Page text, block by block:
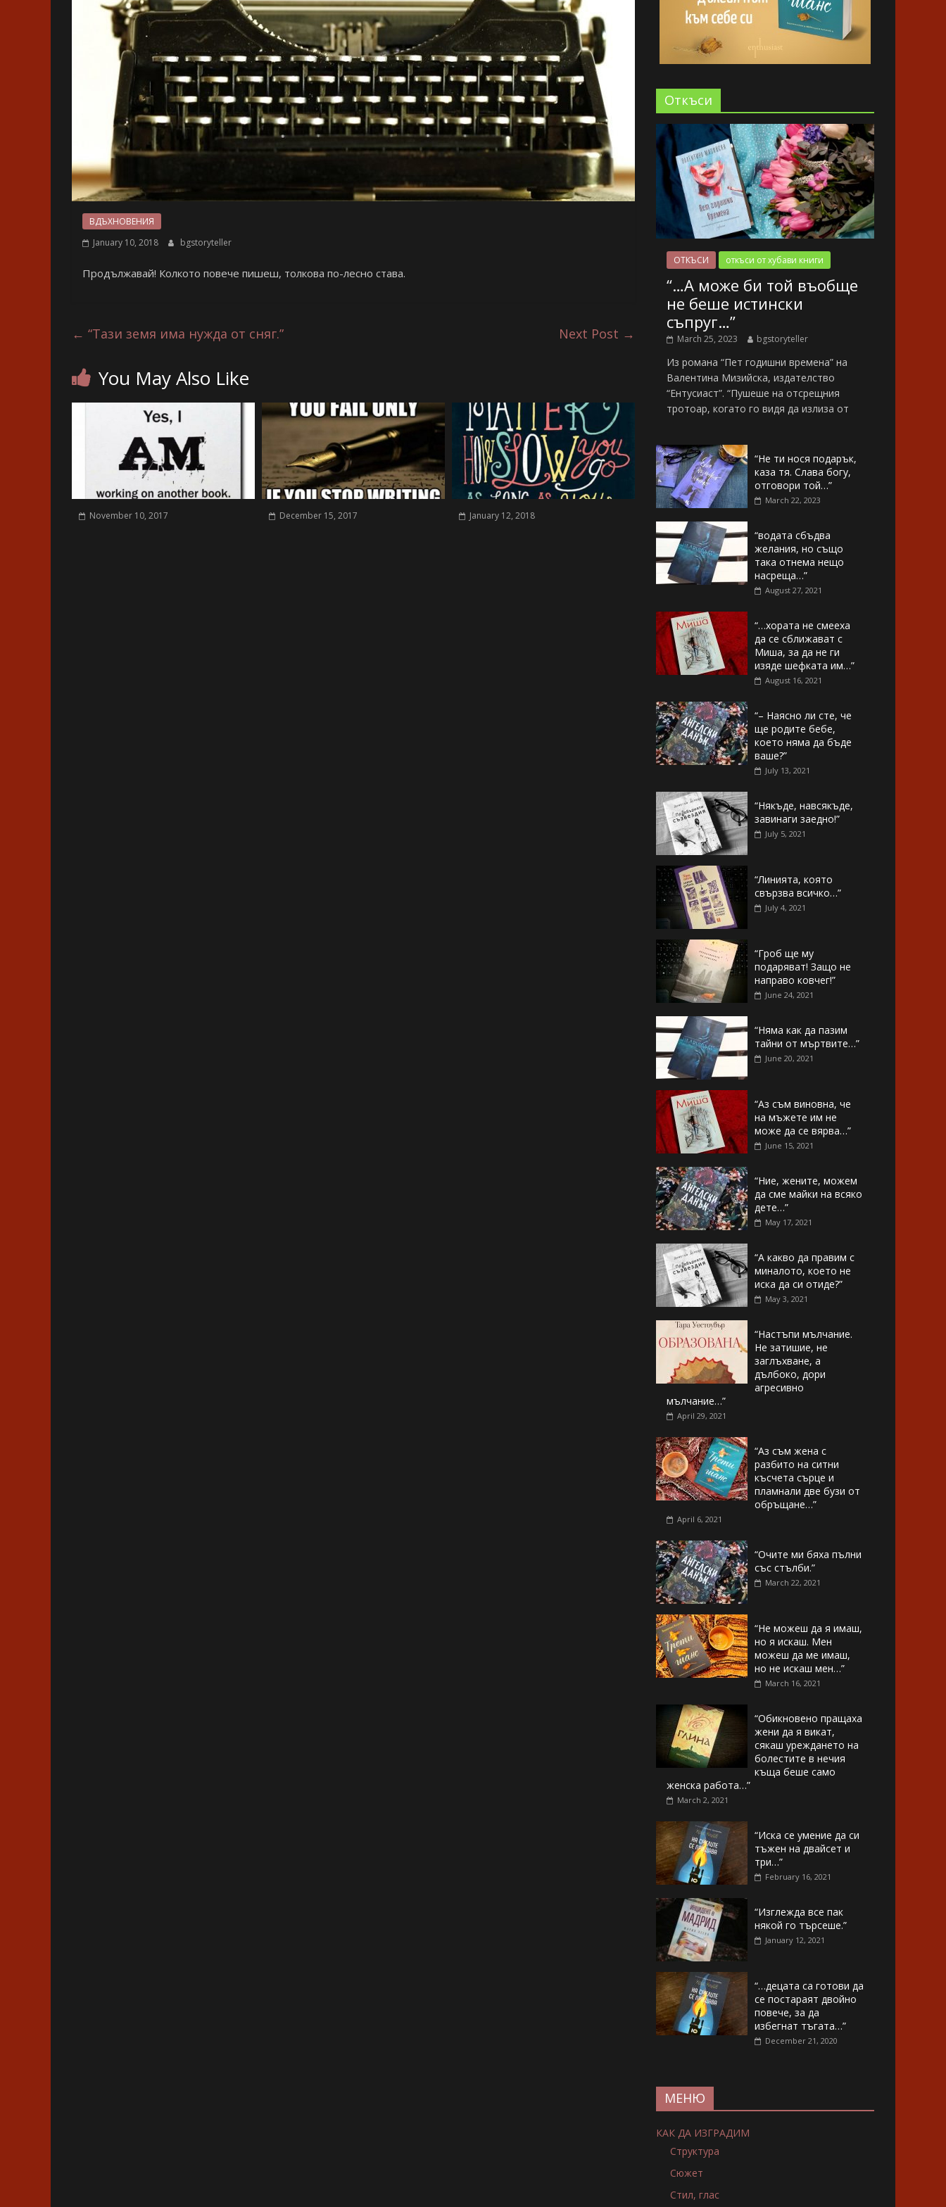
ВДЪХНОВЕНИЯ
January 10, 2018
bgstoryteller
Продължавай! Колкото повече пишеш, толкова по-лесно става.
← “Тази земя има нужда от сняг.” Next Post →
You May Also Like
November 10, 2017 December 15, 2017 January 12, 2018
Oткъси
ОТКЪСИ откъси от хубави книги
“…А може би той въобще
не беше истински
съпруг…”
March 25, 2023 bgstoryteller
Из романа “Пет годишни времена” на
Валентина Мизийска, издателство
“Ентусиаст”. “Пушеше на отсрещния
тротоар, когато го видя да излиза от
“Не ти нося подарък,
каза тя. Слава богу,
отговори той…”
March 22, 2023
“водата сбъдва
желания, но също
така отнема нещо
насреща…”
August 27, 2021
“…хората не смееха
да се сближават с
Миша, за да не ги
изяде шефката им…”
August 16, 2021
“– Наясно ли сте, че
ще родите бебе,
което няма да бъде
ваше?”
July 13, 2021
“Някъде, навсякъде,
завинаги заедно!”
July 5, 2021
“Линията, която
свързва всичко…”
July 4, 2021
“Гроб ще му
подаряват! Защо не
направо ковчег!”
June 24, 2021
“Няма как да пазим
тайни от мъртвите…”
June 20, 2021
“Аз съм виновна, че
на мъжете им не
може да се вярва…”
June 15, 2021
“Ние, жените, можем
да сме майки на всяко
дете…”
May 17, 2021
“А какво да правим с
миналото, което не
иска да си отиде?”
May 3, 2021
“Настъпи мълчание.
Не затишие, не
заглъхване, а
дълбоко, дори
агресивно
мълчание…”
April 29, 2021
“Аз съм жена с
разбито на ситни
късчета сърце и
пламнали две бузи от
обръщане…”
April 6, 2021
“Очите ми бяха пълни
със стълби.”
March 22, 2021
“Не можеш да я имаш,
но я искаш. Мен
можеш да ме имаш,
но не искаш мен…”
March 16, 2021
“Обикновено пращаха
жени да я викат,
сякаш уреждането на
болестите в нечия
къща беше само
женска работа…”
March 2, 2021
“Иска се умение да си
тъжен на двайсет и
три…”
February 16, 2021
“Изглежда все пак
някой го търсеше.”
January 12, 2021
“…децата са готови да
се постараят двойно
повече, за да
избегнат тъгата…”
December 21, 2020
МЕНЮ
КАК ДА ИЗГРАДИМ
Структура
Сюжет
Стил, глас